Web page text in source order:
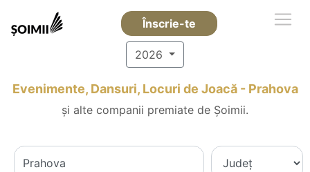
Înscrie-te
2026
Evenimente, Dansuri, Locuri de Joacă - Prahova
și alte companii premiate de Șoimii.